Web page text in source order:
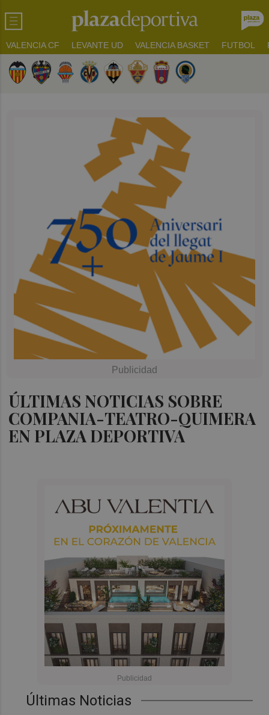
VALENCIA CF LEVANTE UD VALENCIA BASKET FUTBOL
ÚLTIMAS NOTICIAS SOBRE
COMPANIA-TEATRO-QUIMERA
EN PLAZA DEPORTIVA
Últimas Noticias